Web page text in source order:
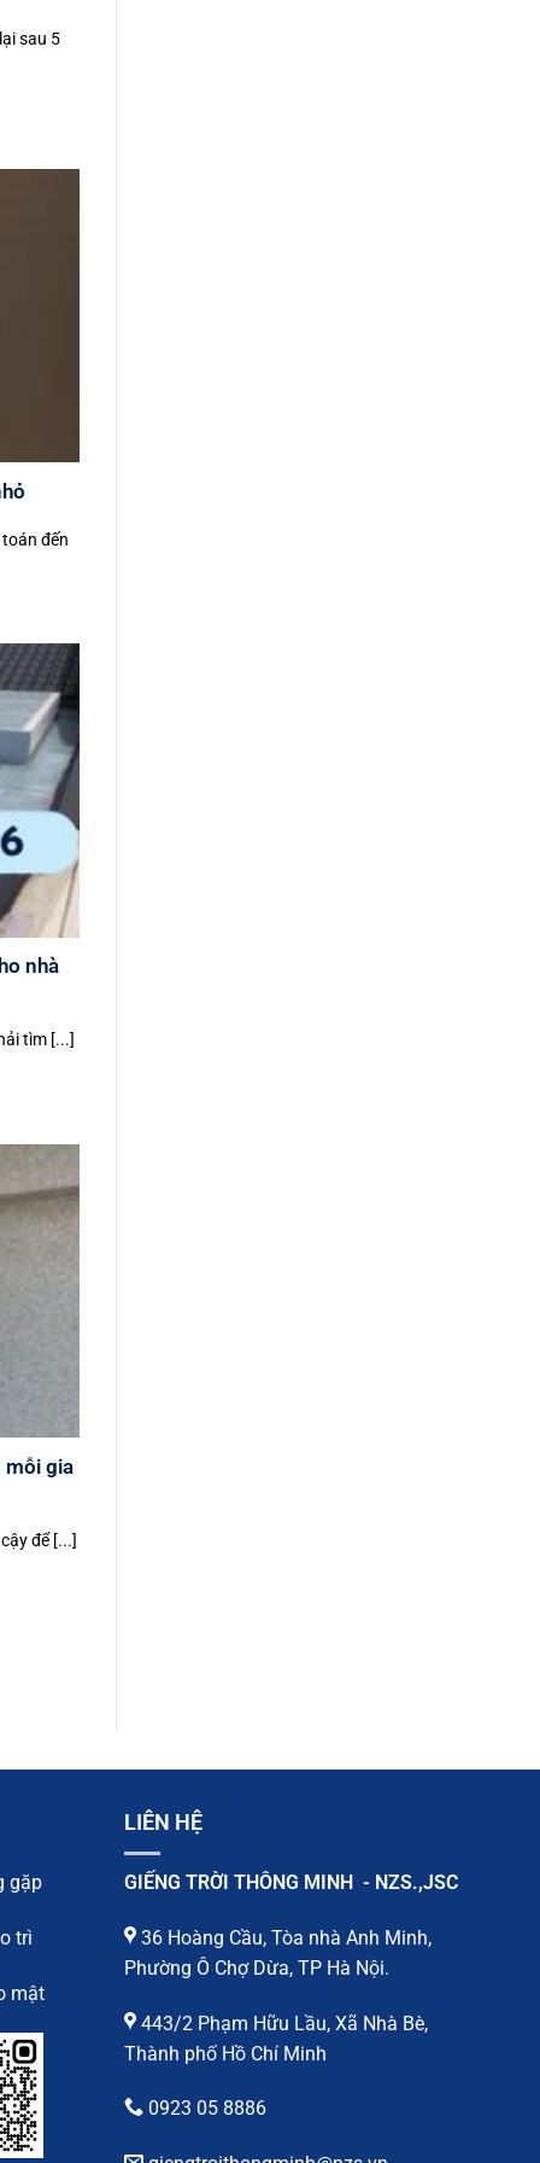
sau 5
đến
nhà
tìm [...]
mỗi gia
để [...]
gặp
trì
mật
LIÊN HỆ
GIẾNG TRỜI THÔNG MINH - NZS.,JSC
36 Hoàng Cầu, Tòa nhà Anh Minh,
Phường Ô Chợ Dừa, TP Hà Nội.
443/2 Phạm Hữu Lầu, Xã Nhà Bè,
Thành phố Hồ Chí Minh
0923 05 8886